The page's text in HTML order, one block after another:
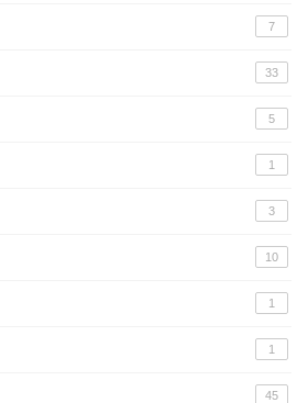
7
33
5
1
3
10
1
1
45